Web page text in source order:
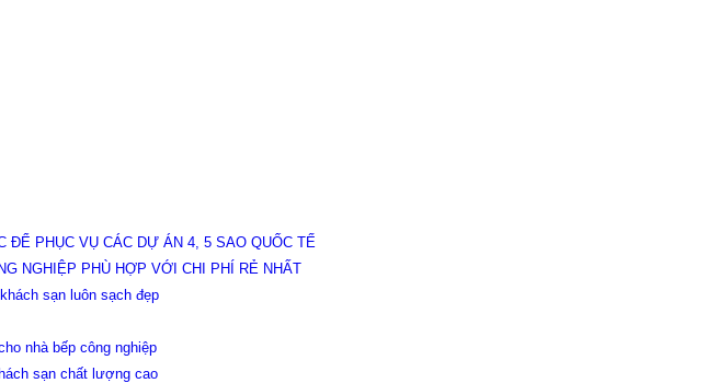
ĐỂ PHỤC VỤ CÁC DỰ ÁN 4, 5 SAO QUỐC TẾ
NGHIỆP PHÙ HỢP VỚI CHI PHÍ RẺ NHẤT
sạn luôn sạch đẹp
nhà bếp công nghiệp
sạn chất lượng cao